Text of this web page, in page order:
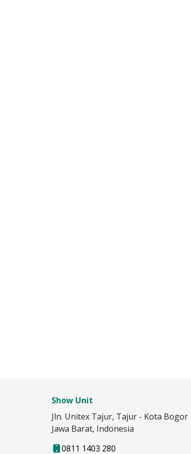
Show Unit
Jln. Unitex Tajur, Tajur - Kota Bogor
Jawa Barat, Indonesia
0811 1403 280